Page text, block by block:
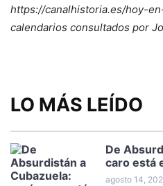
https://canalhistoria.es/hoy-
calendarios consultados por
LO MÁS LEÍDO
De
caro está
agosto 14,